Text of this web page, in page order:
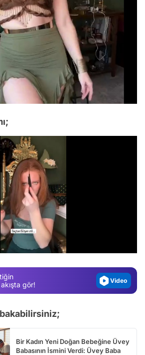
gör!
Video
Bir Kadın Yeni Doğan Bebeğine Üvey
Babasının İsmini Verdi: Üvey Baba